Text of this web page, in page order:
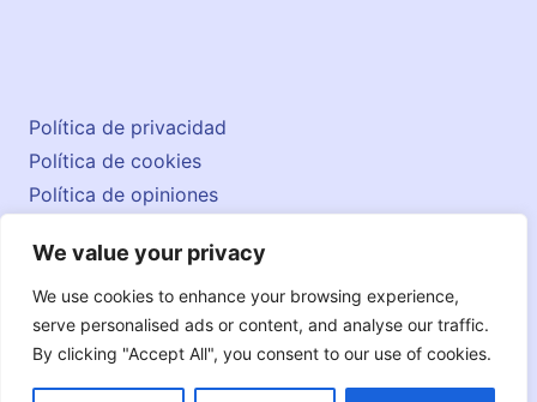
We value your privacy
We use cookies to enhance your browsing experience,
serve personalised ads or content, and analyse our traffic.
By clicking "Accept All", you consent to our use of cookies.
© 2026 englishatlas.es
Política de privacidad
Política de cookies
Política de opiniones
Contacto